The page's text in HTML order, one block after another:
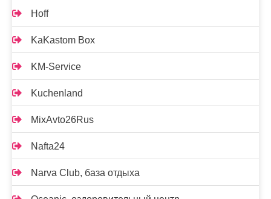
Hoff
KaKastom Box
KM-Service
Kuchenland
MixAvto26Rus
Nafta24
Narva Club, база отдыха